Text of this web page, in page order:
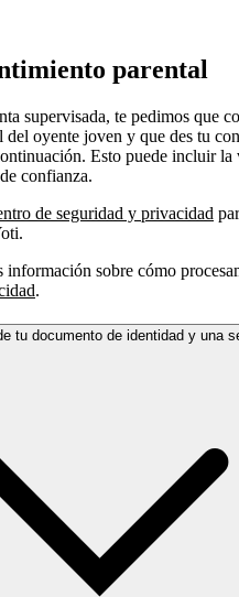
parental
supervisada, te pedimos que
del oyente joven y que des tu
Esto puede incluir
confianza.
de seguridad y privacidad
información sobre cómo
.
tu documento de identidad y una